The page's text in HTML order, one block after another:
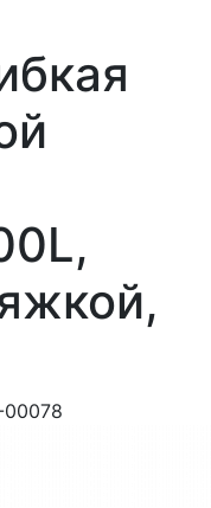
00078